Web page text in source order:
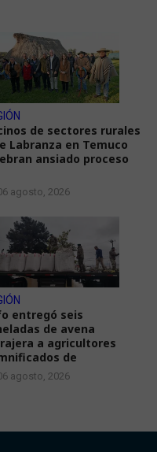
de sectores rurales
Labranza en Temuco
ansiado proceso
agosto, 2026
entregó seis
de avena
a agricultores
de
agosto, 2026